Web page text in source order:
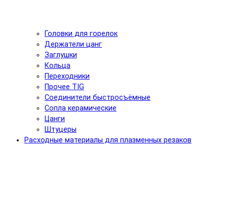
Головки для горелок
Держатели цанг
Заглушки
Кольца
Переходники
Прочее TIG
Соединители быстросъёмные
Сопла керамические
Цанги
Штуцеры
Расходные материалы для плазменных резаков